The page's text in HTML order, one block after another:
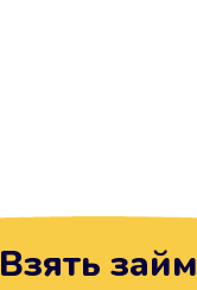
Взять займ